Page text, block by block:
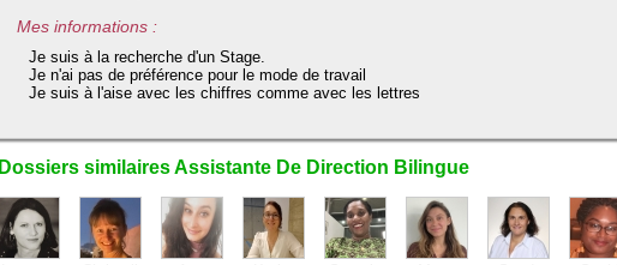
Mes informations :
Je suis à la recherche d'un Stage.
Je n'ai pas de préférence pour le mode de travail
Je suis à l'aise avec les chiffres comme avec les lettres
Dossiers similaires Assistante De Direction Bilingue